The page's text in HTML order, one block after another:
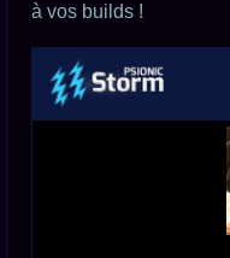
à vos builds !